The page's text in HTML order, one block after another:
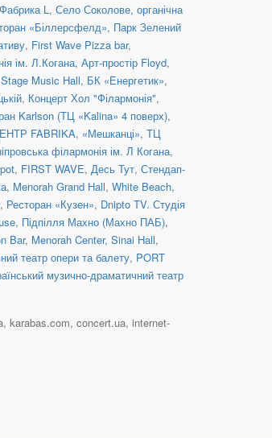
Фабрика L , Село Соколове, органічна
«Біллерсфелд», Парк Зелений
, First Wave Pizza bar,
ім. Л.Когана, Арт-простір Floyd,
Stage Music Hall, БК «Енергетик»,
, Концерт Хол "Філармонія",
Karlson (ТЦ «Kalina» 4 поверх),
FABRIKA, «Мешканці», ТЦ
філармонія ім. Л Когана,
, FIRST WAVE, Десь Тут, Стендап-
, Menorah Grand Hall, White Beach,
, Ресторан «Кузен», Dnipto TV. Студія
, Підпілля Махно (Махно ПАБ),
Bar, Menorah Center, Sinai Hall,
театр опери та балету, PORT
музично-драматичний театр
karabas.com, concert.ua, internet-